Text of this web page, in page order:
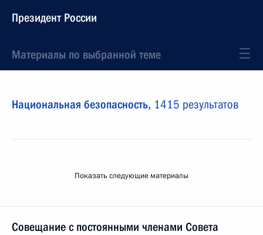
Президент России
Материалы по выбранной теме
Национальная безопасность, 1415 результатов
Показать следующие материалы
Совещание с постоянными членами Совета